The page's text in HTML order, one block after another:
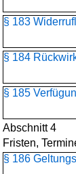
§ 183
§ 184
§ 185
Abschnitt 4
Fristen,
§ 186